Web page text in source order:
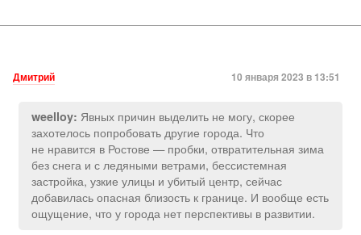
Дмитрий 10 января 2023 в 13:51
weelloy: Явных причин выделить не могу, скорее
захотелось попробовать другие города. Что
не нравится в Ростове — пробки, отвратительная зима
без снега и с ледяными ветрами, бессистемная
застройка, узкие улицы и убитый центр, сейчас
добавилась опасная близость к границе. И вообще есть
ощущение, что у города нет перспективы в развитии.